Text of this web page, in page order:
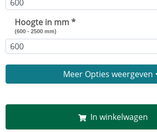
Hoogte in mm *
(600 - 2500 mm)
Opties weergeven
In winkelwagen